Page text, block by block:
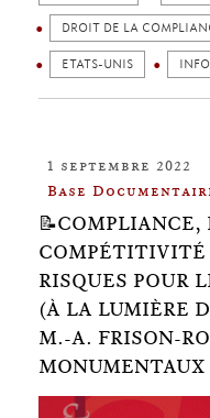
DROIT DE LA
ETATS-UNIS
1 septembre 2022
Base
COMPÉTITIVITÉ
RISQUES POUR
(À LA LUMIÈRE
M.-A. FRISON-